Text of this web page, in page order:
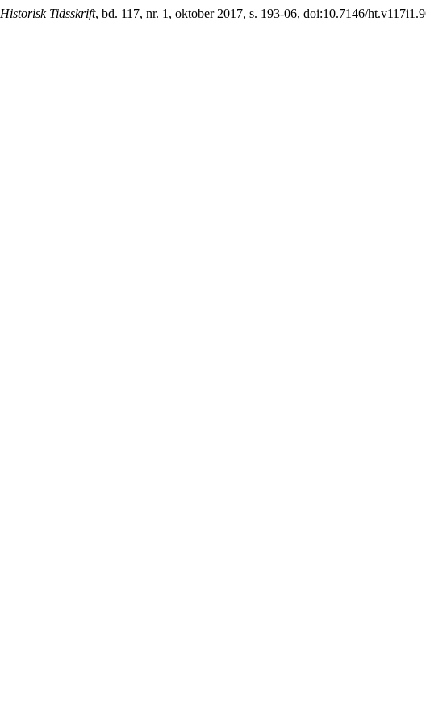
Historisk Tidsskrift, bd. 117, nr. 1, oktober 2017, s. 193-06, doi:10.7146/